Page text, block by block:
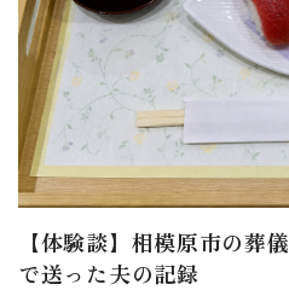
【体験談】相模原市の葬
で送った夫の記録